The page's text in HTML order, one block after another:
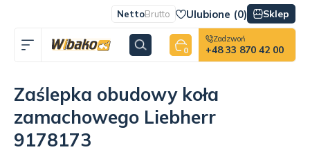
NettoBrutto Ulubione (0) Sklep
0
Zadzwoń
+48 33 870 42 00
Zaślepka obudowy koła
zamachowego Liebherr
9178173